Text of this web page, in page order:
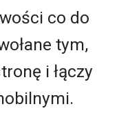
co do
tym,
i łączy